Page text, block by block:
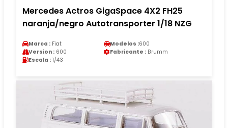
Mercedes Actros GigaSpace 4X2 FH25
naranja/negro Autotransporter 1/18 NZG
Marca : Fiat Modelos :600
Version : 600 Fabricante : Brumm
Escala : 1/43